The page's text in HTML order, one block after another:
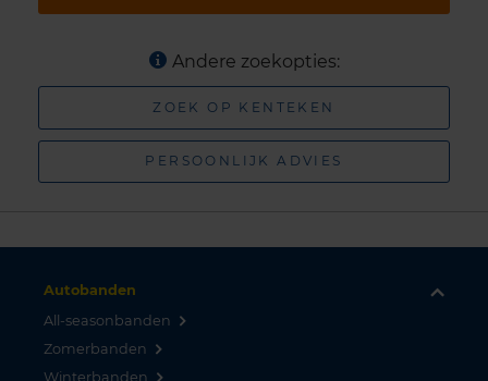
Andere zoekopties:
ZOEK OP KENTEKEN
PERSOONLIJK ADVIES
Autobanden
All-seasonbanden
Zomerbanden
Winterbanden